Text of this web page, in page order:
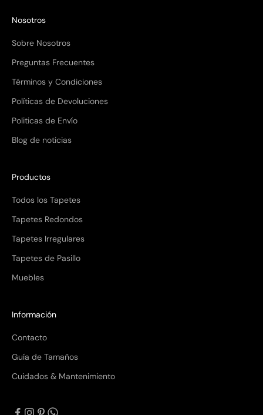
Nosotros
Sobre Nosotros
Preguntas Frecuentes
Términos y Condiciones
Políticas de Devoluciones
Politicas de Envío
Blog de noticias
Productos
Todos los Tapetes
Tapetes Redondos
Tapetes Irregulares
Tapetes de Pasillo
Muebles
Información
Contacto
Guía de Tamaños
Cuidados & Mantenimiento